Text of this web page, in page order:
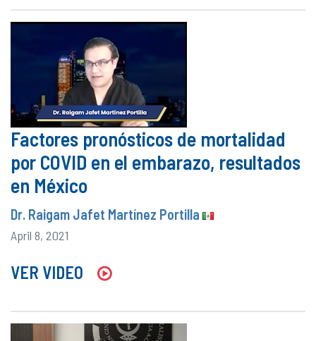
Factores pronósticos de mortalidad
por COVID en el embarazo, resultados
en México
Dr. Raigam Jafet Martínez Portilla
April 8, 2021
VER VIDEO